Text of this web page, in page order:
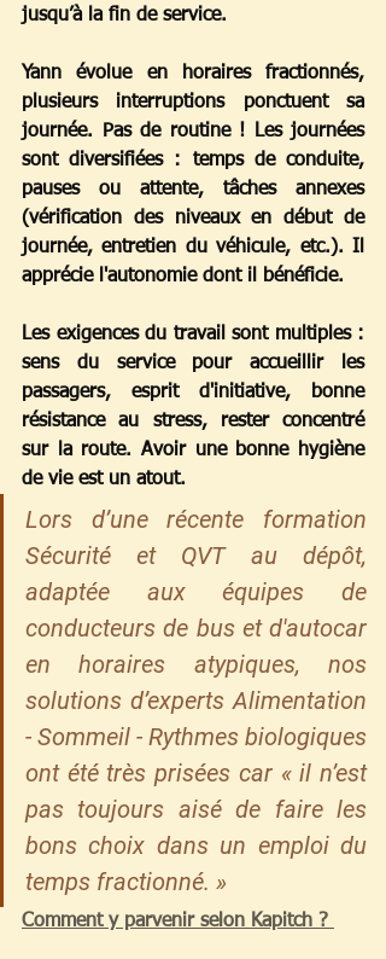
jusqu’à la fin de service.
Yann évolue en horaires fractionnés,
plusieurs interruptions ponctuent sa
journée. Pas de routine ! Les journées
sont diversifiées : temps de conduite,
pauses ou attente, tâches annexes
(vérification des niveaux en début de
journée, entretien du véhicule, etc.). Il
apprécie l'autonomie dont il bénéficie.
Les exigences du travail sont multiples :
sens du service pour accueillir les
passagers, esprit d'initiative, bonne
résistance au stress, rester concentré
sur la route. Avoir une bonne hygiène
de vie est un atout.
Lors d’une récente formation
Sécurité et QVT au dépôt,
adaptée aux équipes de
conducteurs de bus et d'autocar
en horaires atypiques, nos
solutions d’experts Alimentation
- Sommeil - Rythmes biologiques
ont été très prisées car « il n’est
pas toujours aisé de faire les
bons choix dans un emploi du
temps fractionné. »
Comment y parvenir selon Kapitch ?